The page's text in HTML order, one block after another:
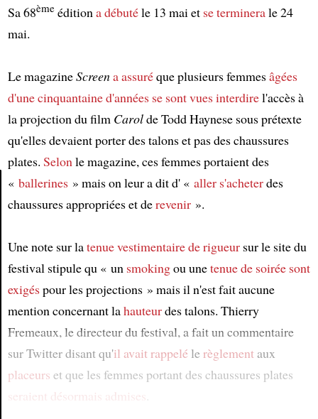
Article
Sa 68èmeéditiona débutéle 13 mai et se terminerale 24
mai.
Le magazineScreena assuréque plusieurs femmesâgées
d'une cinquantaine d'années se sont vues interdirel'accès à
la projection du film Carolde Todd Haynese sous prétexte
qu'elles devaient porter des talons et pas des chaussures
plates. Selonle magazine, ces femmes portaient des
« ballerines» mais on leur a dit d' « aller s'acheterdes
chaussures appropriées et derevenir».
Une note sur latenue vestimentaire de rigueursur le site du
festival stipule qu « un smokingou unetenue de soirée sont
exigéspour les projections » mais il n'est fait aucune
mention concernant lahauteurdes talons. Thierry
Fremeaux, le directeur du festival, a fait un commentaire
sur Twitter disant qu'il avait rappelélerèglementaux
placeurs et que les femmes portant des chaussures plates
seraient désormais admises